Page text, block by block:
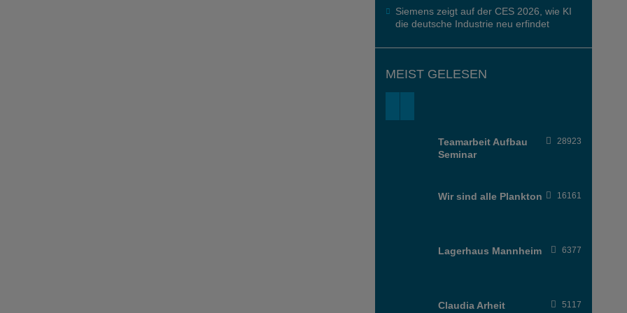
Siemens zeigt auf der CES 2026, wie KI
die deutsche Industrie neu erfindet
MEIST GELESEN
Teamarbeit Aufbau
Seminar
28923
Wir sind alle Plankton 16161
Lagerhaus Mannheim 6377
Claudia Arheit 5117